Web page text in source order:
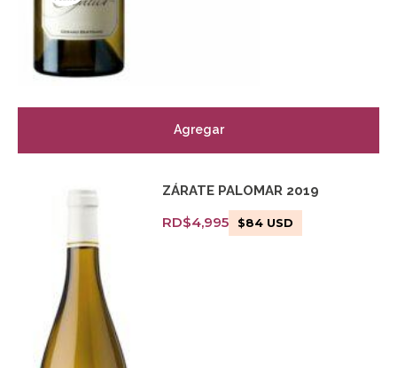
Agregar
ZÁRATE PALOMAR 2019
RD$4,995 $84 USD